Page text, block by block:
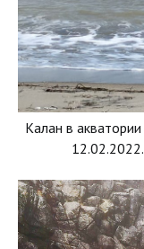
Калан в